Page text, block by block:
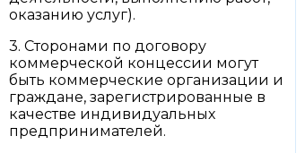
оказанию услуг).
3. Сторонами по договору
коммерческой концессии могут
быть коммерческие организации и
граждане, зарегистрированные в
качестве индивидуальных
предпринимателей.